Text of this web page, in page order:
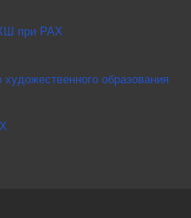
при РАХ
образования